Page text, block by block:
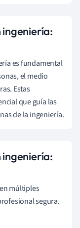
es fundamental
el medio
Estas
que guía las
de la ingeniería.
múltiples
segura.